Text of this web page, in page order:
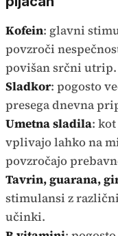
Kofein: glavni
povzroči
povišan srčni utrip.
Sladkor: pogosto
presega dnevna
Umetna sladila:
vplivajo lahko na
povzročajo
Tavrin, guarana,
stimulansi z
učinki.